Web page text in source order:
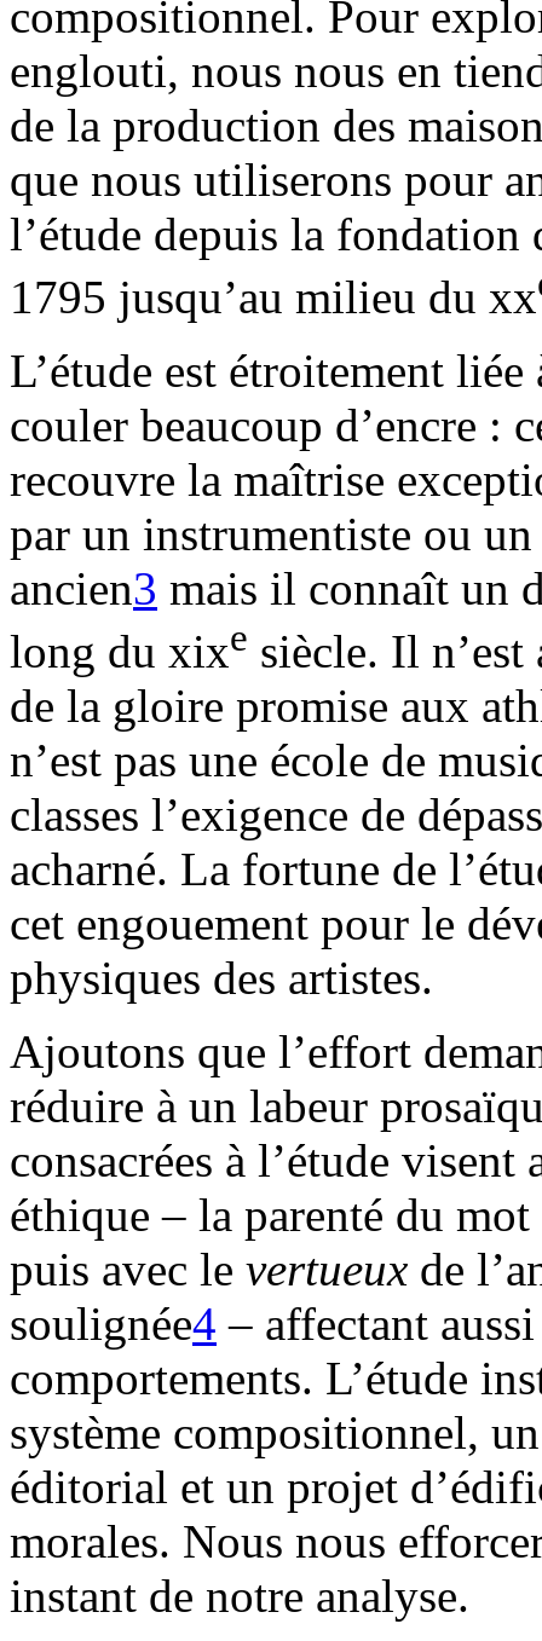
compositionnel. Pour
englouti, nous nous en
de la production des
que nous utiliserons pour
l’étude depuis la fondation
1795 jusqu’au milieu du xx
L’étude est étroitement
couler beaucoup d’encre :
recouvre la maîtrise
par un instrumentiste ou
ancien3 mais il connaît un
long du xixe siècle. Il
de la gloire promise aux
n’est pas une école de
classes l’exigence de
acharné. La fortune de
cet engouement pour le
physiques des artistes.
Ajoutons que l’effort
réduire à un labeur
consacrées à l’étude
éthique – la parenté du mot
puis avec le vertueux de
soulignée4 – affectant
comportements. L’étude
système compositionnel,
éditorial et un projet
morales. Nous nous
instant de notre analyse.